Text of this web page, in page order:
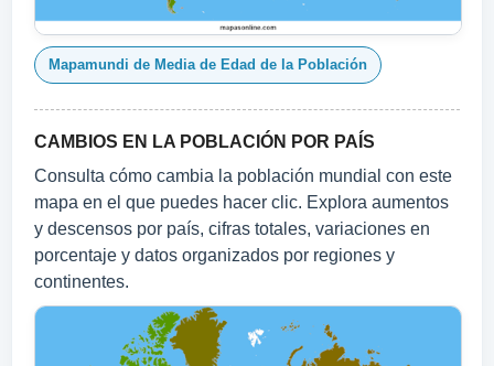
Mapamundi de Media de Edad de la Población
CAMBIOS EN LA POBLACIÓN POR PAÍS
Consulta cómo cambia la población mundial con este
mapa en el que puedes hacer clic. Explora aumentos
y descensos por país, cifras totales, variaciones en
porcentaje y datos organizados por regiones y
continentes.